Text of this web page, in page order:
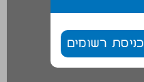
כניסת רשומים